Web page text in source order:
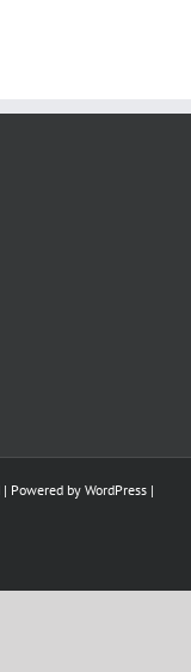
Powered by WordPress |